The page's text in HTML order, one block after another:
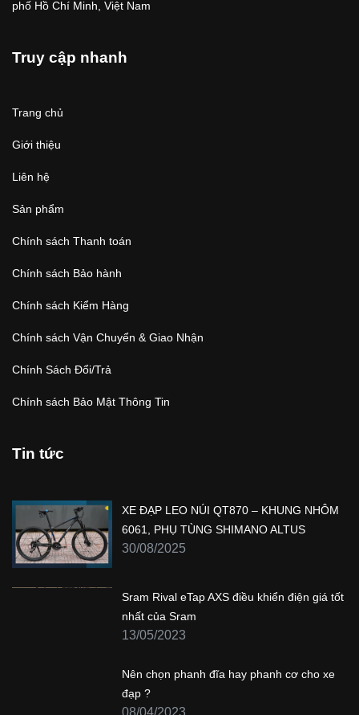
phố Hồ Chí Minh, Việt Nam
Truy cập nhanh
Trang chủ
Giới thiệu
Liên hệ
Sản phẩm
Chính sách Thanh toán
Chính sách Bảo hành
Chính sách Kiểm Hàng
Chính sách Vận Chuyển & Giao Nhận
Chính Sách Đổi/Trả
Chính sách Bảo Mật Thông Tin
Tin tức
XE ĐẠP LEO NÚI QT870 – KHUNG NHÔM
6061, PHỤ TÙNG SHIMANO ALTUS
30/08/2025
Sram Rival eTap AXS điều khiển điện giá tốt
nhất của Sram
13/05/2023
Nên chọn phanh đĩa hay phanh cơ cho xe
đạp ?
08/04/2023